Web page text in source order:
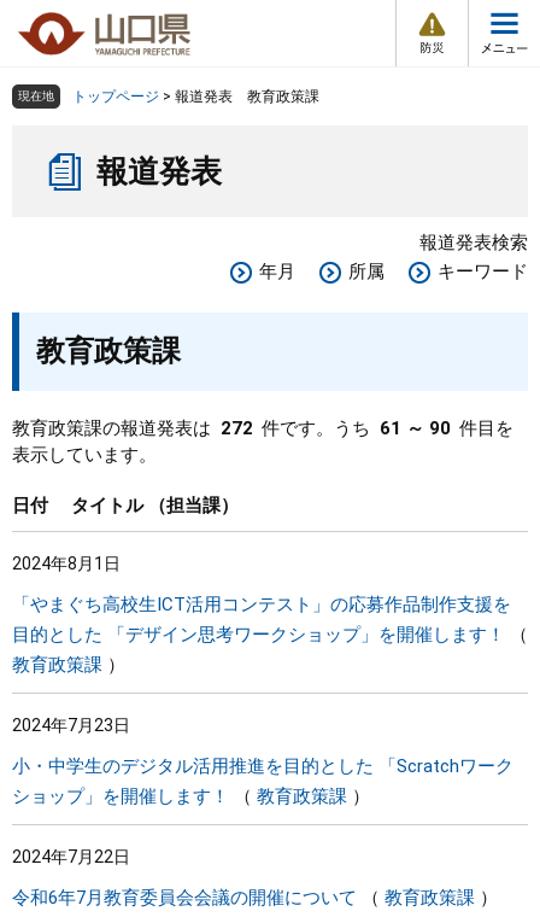
の
ー
メ
組織で探す
Other Languages
くらし・環境
教育・文化・スポーツ
しごと・産業・観光
県政情報
現在地 トップページ > 報道発表 教育政策課
報道発表
報道発表検索
年月
所属 キーワード
教育政策課
教育政策課の報道発表は 272 件です。うち 61 ～ 90 件目を
表示しています。
日付 タイトル 担当課
2024年8月1日
「やまぐち高校生ICT活用コンテスト」の応募作品制作支援を
目的とした 「デザイン思考ワークショップ」を開催します！
教育政策課
2024年7月23日
小・中学生のデジタル活用推進を目的とした 「Scratchワーク
ショップ」を開催します！
教育政策課
2024年7月22日
令和6年7月教育委員会会議の開催について 教育政策課